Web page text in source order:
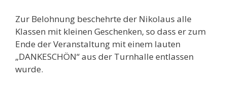
Zur Belohnung beschehrte der Nikolaus alle
Klassen mit kleinen Geschenken, so dass er zum
Ende der Veranstaltung mit einem lauten
„DANKESCHÖN“ aus der Turnhalle entlassen
wurde.